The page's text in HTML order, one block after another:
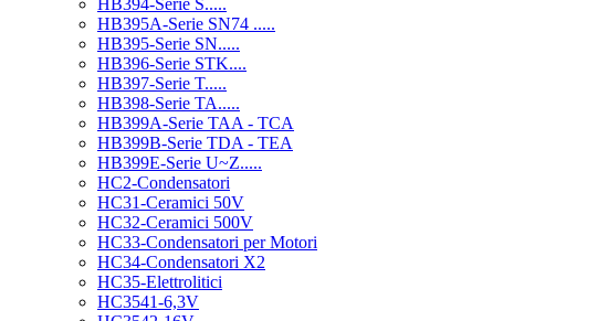
HB394-Serie S.....
HB395A-Serie SN74 .....
HB395-Serie SN.....
HB396-Serie STK....
HB397-Serie T.....
HB398-Serie TA.....
HB399A-Serie TAA - TCA
HB399B-Serie TDA - TEA
HB399E-Serie U~Z.....
HC2-Condensatori
HC31-Ceramici 50V
HC32-Ceramici 500V
HC33-Condensatori per Motori
HC34-Condensatori X2
HC35-Elettrolitici
HC3541-6,3V